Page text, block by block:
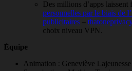
Des millions d’apps laissent f
personnelles par le biais de
publicitaires –
choix niveau VPN.
Équipe
Animation : Geneviève Lajeunesse